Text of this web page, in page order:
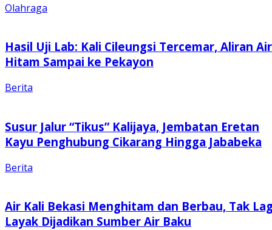
Olahraga
Hasil Uji Lab: Kali Cileungsi Tercemar, Aliran Air
Hitam Sampai ke Pekayon
Berita
Susur Jalur “Tikus” Kalijaya, Jembatan Eretan
Kayu Penghubung Cikarang Hingga Jababeka
Berita
Air Kali Bekasi Menghitam dan Berbau, Tak
Layak Dijadikan Sumber Air Baku